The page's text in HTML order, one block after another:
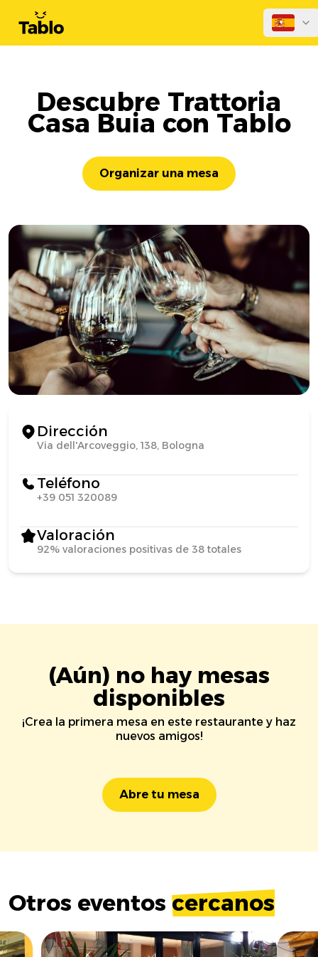
Descubre Trattoria
Casa Buia con Tablo
Organizar una mesa
Dirección
Via dell'Arcoveggio, 138, Bologna
Teléfono
+39 051 320089
Valoración
92% valoraciones positivas de 38 totales
(Aún) no hay mesas
disponibles
¡Crea la primera mesa en este restaurante y haz
nuevos amigos!
Abre tu mesa
Otros eventos cercanos